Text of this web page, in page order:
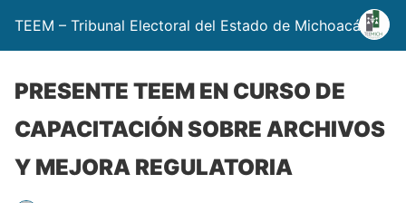
TEEM – Tribunal Electoral del Estado de Michoacán
PRESENTE TEEM EN CURSO DE
CAPACITACIÓN SOBRE ARCHIVOS
Y MEJORA REGULATORIA